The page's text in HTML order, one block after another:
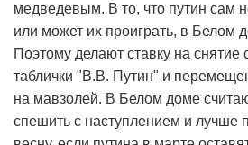
медведевым. В то, что путин сам
или может их проиграть, в Белом
Поэтому делают ставку на снятие
таблички "В.В. Путин" и
на мавзолей. В Белом доме
спешить с наступлением и лучше